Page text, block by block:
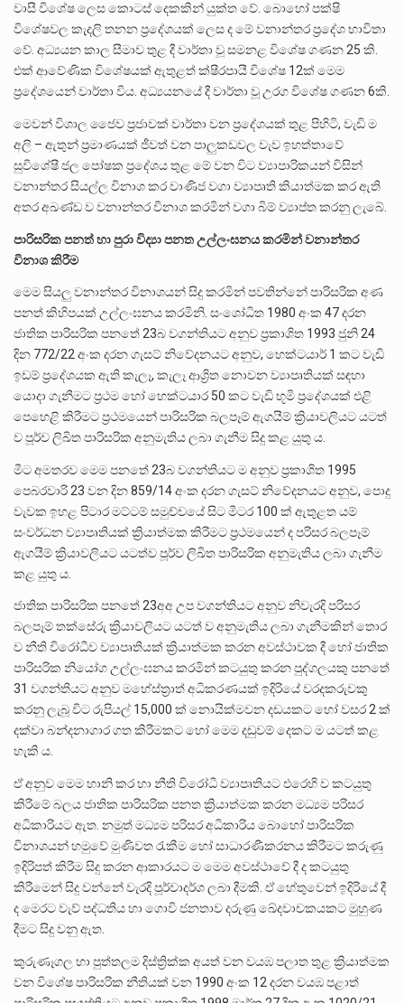
වාසී විශේෂ ලෙස කොටස් දෙකකින් යුක්ත වේ. බොහෝ පක්ෂි
විශේෂවල කැදලි තනන ප්‍රදේශයක් ලෙස ද මේ වනාන්තර ප්‍රදේශ භාවිතා
වේ. අධ්‍යයන කාල සීමාව තුළ දී වාර්තා වූ සමනළ විශේෂ ගණන 25 කි.
එක් ආවේණික විශේෂයක් ඇතුළත් ක්ෂීරපායී විශේෂ 12ක් මෙම
ප්‍රදේශයෙන් වාර්තා විය. අධ්‍යයනයේ දී වාර්තා වූ උරග විශේෂ ගණන 6කි.
මෙවන් විශාල ජෛව ප්‍රජාවක් වාර්තා වන ප්‍රදේශයක් තුළ පිහිටි, වැඩි ම
අලි – ඇතුන් ප්‍රමාණයක් ජීවත් වන පාලුකඩවල වැව ඉහත්තාවේ
සුවිශේෂී ජල පෝෂක ප්‍රදේශය තුළ මේ වන විට ව්‍යාපාරිකයන් විසින්
වනාන්තර සියල්ල විනාශ කර වාණිජ වගා ව්‍යාපෘති කියාත්මක කර ඇති
අතර අඛණ්ඩ ව වනාන්තර විනාශ කරමින් වගා බිම් ව්‍යාප්ත කරනු ලැබේ.
පාරිසරිකපනත්හාපුරාවිද්පනතඋල්ලංඝනයකරමින්වනාන්තර
විනාශකිරීම
මෙම සියලු වනාන්තර විනාශයන් සිදු කරමින් පවතින්නේ පාරිසරික අණ
පනත් කිහිපයක් උල්ලංඝනය කරමිනි. සංශෝධිත 1980 අංක 47 දරන
ජාතික පාරිසරික පනතේ 23බ වගන්තියට අනුව ප්‍රකාශිත 1993 ජුනි 24
දින 772/22 අංක දරන ගැසට් නිවේදනයට අනුව, හෙක්ටයාර් 1 කට වැඩි
ඉඩම් ප්‍රදේශයක ඇති කැලෑ, කැලෑ ආශ්‍රිත නොවන ව්‍යාපෘතියක් සඳහා
යොදා ගැනීමට ප්‍රථම හෝ හෙක්ටයාර 50 කට වැඩි භූමි ප්‍රදේශයක් එළි
පෙහෙළි කිරීමට ප්‍රථමයෙන් පාරිසරික බලපෑම් ඇගයීම් ක්‍රියාවලියට යටත්
ව පූර්ව ලිඛිත පාරිසරික අනුමැතිය ලබා ගැනීම සිදු කළ යුතු ය.
මීට අමතරව මෙම පනතේ 23බ වගන්තියට ම අනුව ප්‍රකාශිත 1995
පෙබරවාරි 23 වන දින 859/14 අංක දරන ගැසට් නිවේදනයට අනුව, පොදු
වැවක ඉහළ පිටාර මට්ටම් සමුච්චයේ සිට මීටර 100 ක් ඇතුළත යම්
සංවර්ධන ව්‍යාපෘතියක් ක්‍රියාත්මක කිරීමට ප්‍රථමයෙන් ද පරිසර බලපෑම්
ඇගයීම් ක්‍රියාවලියට යටත්ව පූර්ව ලිඛිත පාරිසරික අනුමැතිය ලබා ගැනීම
කළ යුතු ය.
ජාතික පාරිසරික පනතේ 23අඅ උප වගන්තියට අනුව නිවැරදි පරිසර
බලපෑම් තක්සේරු ක්‍රියාවලියට යටත් ව අනුමැතිය ලබා ගැනීමකින් තොර
ව නීති විරෝධීව ව්‍යාපෘතියක් ක්‍රියාත්මක කරන අවස්ථාවක දී හෝ ජාතික
පාරිසරික නියෝග උල්ලංඝනය කරමින් කටයුතු කරන පුද්ගලයකු පනතේ
31 වගන්තියට අනුව මහේස්ත්‍රාත් අධිකරණයක් ඉදිරියේ වරදකරුවකු
කරනු ලැබූ විට රුපියල් 15,000 ක් නොයික්මවන දඩයකට හෝ වසර 2 ක්
දක්වා බන්දනාගාර ගත කිරීමකට හෝ මෙම දඩුවම් දෙකට ම යටත් කළ
හැකි ය.
ඒ අනුව මෙම හානි කර හා නීති විරෝධී ව්‍යාපෘතියට එරෙහි ව කටයුතු
කිරීමේ බලය ජාතික පාරිසරික පනත ක්‍රියාත්මක කරන මධ්‍යම පරිසර
අධිකාරියට ඇත. නමුත් මධ්‍යම පරිසර අධිකාරිය බොහෝ පාරිසරික
විනාශයන් හමුවේ මුණිවත රැකීම හෝ සාධාරණීකරනය කිරීමට කරුණු
ඉදිරිපත් කිරීම සිදු කරන ආකාරයට ම මෙම අවස්ථාවේ දී ද කටයුතු
කිරීමෙන් සිදු වන්නේ වැරදි පූර්වාදර්ශ ලබා දීමකි. ඒ හේතුවෙන් ඉදිරියේ දී
ද මෙරට වැව් පද්ධතිය හා ගොවි ජනතාව දරුණු ඛේදවාචකයකට මුහුණ
දීමට සිදු වනු ඇත.
කුරුණෑගල හා පුත්තලම දිස්ත්‍රික්ක අයත් වන වයඹ පලාත තුළ ක්‍රියාත්මක
වන විශේෂ පාරිසරික නීතියක් වන 1990 අංක 12 දරන වයඹ පළාත්